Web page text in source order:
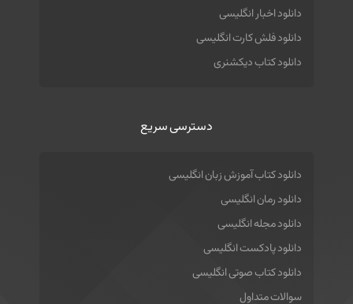
دانلود اخبار انگلیسی
دانلود فلش کارت انگلیسی
دانلود کتاب دیکشنری
دسترسی سریع
دانلود کتاب آموزش زبان انگلیسی
دانلود رمان انگلیسی
دانلود مجله انگلیسی
دانلود پادکست انگلیسی
دانلود کتاب صوتی انگلیسی
سوالات متداول